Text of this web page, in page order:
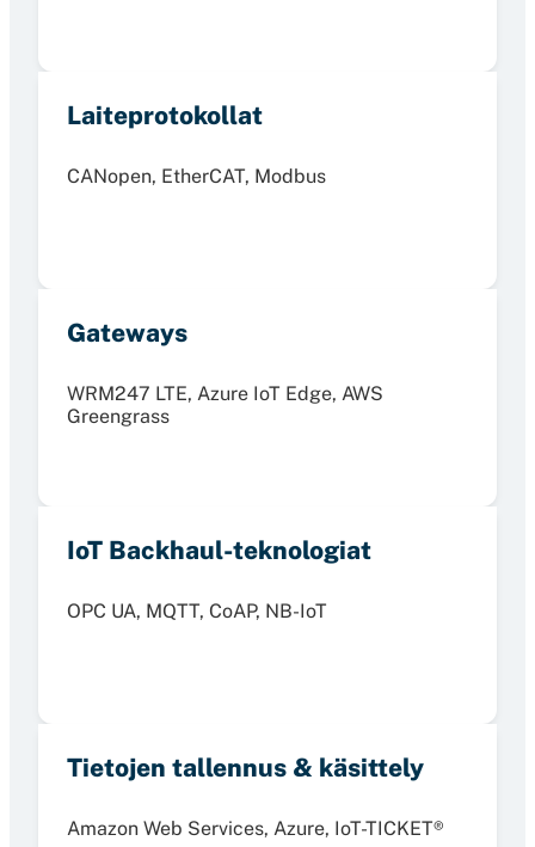
Laiteprotokollat
CANopen, EtherCAT, Modbus
Gateways
WRM247 LTE, Azure IoT Edge, AWS
Greengrass
IoT Backhaul-teknologiat
OPC UA, MQTT, CoAP, NB-IoT
Tietojen tallennus & käsittely
Amazon Web Services, Azure, IoT-TICKET®